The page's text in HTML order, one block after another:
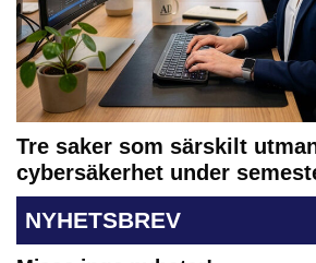
Tre saker som särskilt
cybersäkerhet under
NYHETSBREV